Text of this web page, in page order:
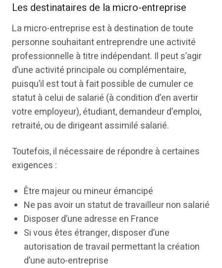
Les destinataires de la micro-entreprise
La micro-entreprise est à destination de toute
personne souhaitant entreprendre une activité
professionnelle à titre indépendant. Il peut s’agir
d’une activité principale ou complémentaire,
puisqu’il est tout à fait possible de cumuler ce
statut à celui de salarié (à condition d’en avertir
votre employeur), étudiant, demandeur d’emploi,
retraité, ou de dirigeant assimilé salarié.
Toutefois, il nécessaire de répondre à certaines
exigences :
Être majeur ou mineur émancipé
Ne pas avoir un statut de travailleur non salarié
Disposer d’une adresse en France
Si vous êtes étranger, disposer d’une
autorisation de travail permettant la création
d’une auto-entreprise